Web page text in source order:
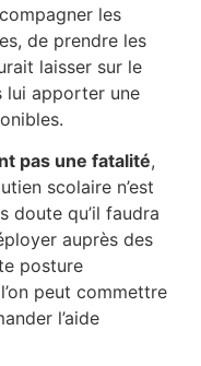
les
de prendre les
laisser sur le
lui apporter une
pas une fatalité,
scolaire n’est
doute qu’il faudra
auprès des
posture
peut commettre
l’aide